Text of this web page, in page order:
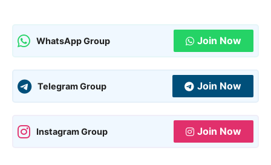
WhatsApp Group Join Now
Telegram Group Join Now
Instagram Group Join Now